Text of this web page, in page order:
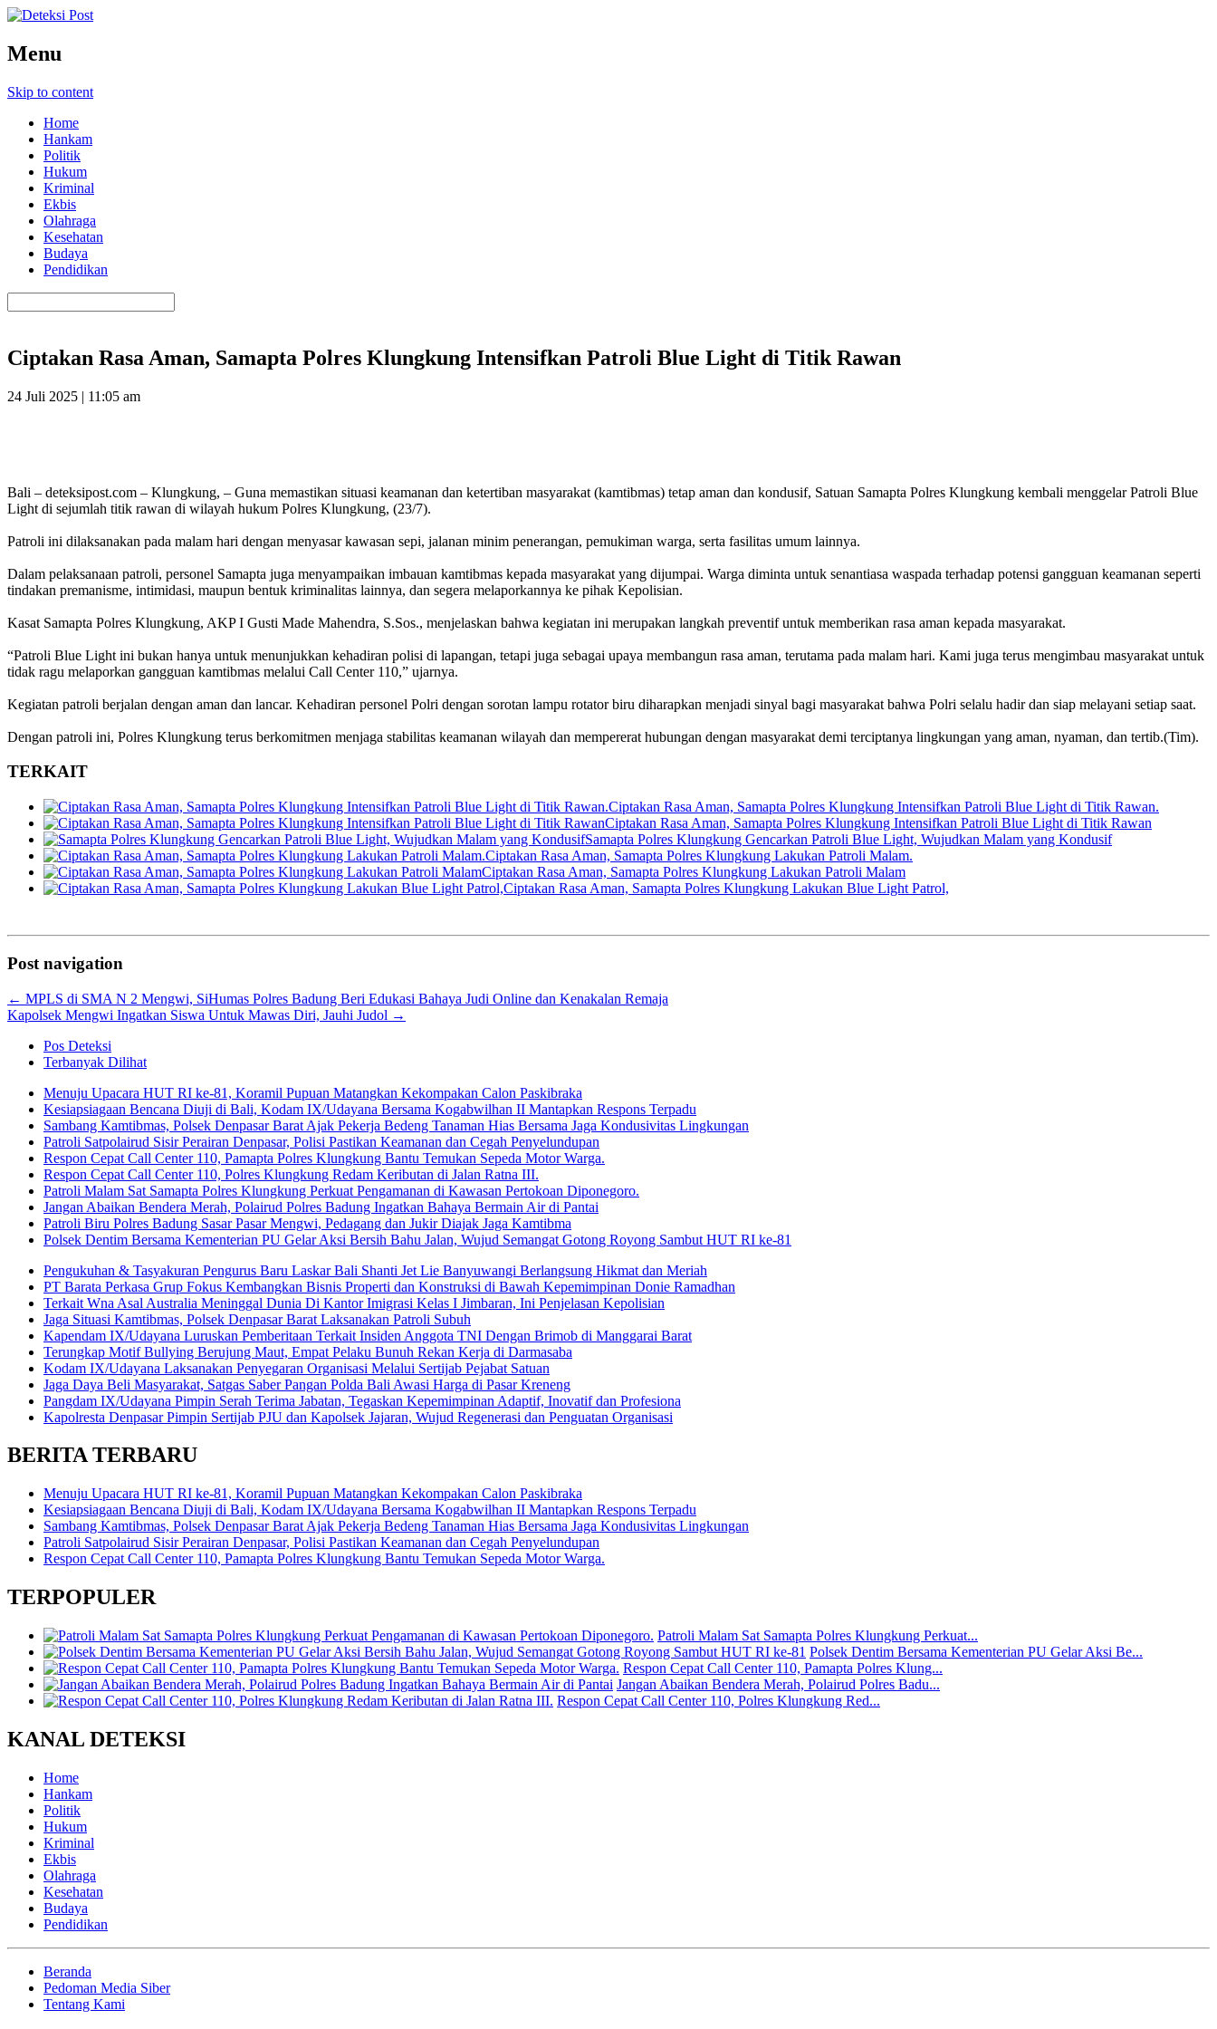
Menu
Skip to content
Home
Hankam
Politik
Hukum
Kriminal
Ekbis
Olahraga
Kesehatan
Budaya
Pendidikan
Ciptakan Rasa Aman, Samapta Polres Klungkung Intensifkan Patroli Blue Light di Titik Rawan
24 Juli 2025 | 11:05 am
Bali – deteksipost.com – Klungkung, – Guna memastikan situasi keamanan dan ketertiban masyarakat (kamtibmas) tetap aman dan kondusif, Satuan Samapta Polres Klungkung kembali menggelar Patroli Blue
Light di sejumlah titik rawan di wilayah hukum Polres Klungkung, (23/7).
Patroli ini dilaksanakan pada malam hari dengan menyasar kawasan sepi, jalanan minim penerangan, pemukiman warga, serta fasilitas umum lainnya.
Dalam pelaksanaan patroli, personel Samapta juga menyampaikan imbauan kamtibmas kepada masyarakat yang dijumpai. Warga diminta untuk senantiasa waspada terhadap potensi gangguan keamanan seperti
tindakan premanisme, intimidasi, maupun bentuk kriminalitas lainnya, dan segera melaporkannya ke pihak Kepolisian.
Kasat Samapta Polres Klungkung, AKP I Gusti Made Mahendra, S.Sos., menjelaskan bahwa kegiatan ini merupakan langkah preventif untuk memberikan rasa aman kepada masyarakat.
“Patroli Blue Light ini bukan hanya untuk menunjukkan kehadiran polisi di lapangan, tetapi juga sebagai upaya membangun rasa aman, terutama pada malam hari. Kami juga terus mengimbau masyarakat untuk
tidak ragu melaporkan gangguan kamtibmas melalui Call Center 110,” ujarnya.
Kegiatan patroli berjalan dengan aman dan lancar. Kehadiran personel Polri dengan sorotan lampu rotator biru diharapkan menjadi sinyal bagi masyarakat bahwa Polri selalu hadir dan siap melayani setiap saat.
Dengan patroli ini, Polres Klungkung terus berkomitmen menjaga stabilitas keamanan wilayah dan mempererat hubungan dengan masyarakat demi terciptanya lingkungan yang aman, nyaman, dan tertib.(Tim).
TERKAIT
Ciptakan Rasa Aman, Samapta Polres Klungkung Intensifkan Patroli Blue Light di Titik Rawan.
Ciptakan Rasa Aman, Samapta Polres Klungkung Intensifkan Patroli Blue Light di Titik Rawan
Samapta Polres Klungkung Gencarkan Patroli Blue Light, Wujudkan Malam yang Kondusif
Ciptakan Rasa Aman, Samapta Polres Klungkung Lakukan Patroli Malam.
Ciptakan Rasa Aman, Samapta Polres Klungkung Lakukan Patroli Malam
Ciptakan Rasa Aman, Samapta Polres Klungkung Lakukan Blue Light Patrol,
Post navigation
← MPLS di SMA N 2 Mengwi, SiHumas Polres Badung Beri Edukasi Bahaya Judi Online dan Kenakalan Remaja
Kapolsek Mengwi Ingatkan Siswa Untuk Mawas Diri, Jauhi Judol →
Pos Deteksi
Terbanyak Dilihat
Menuju Upacara HUT RI ke-81, Koramil Pupuan Matangkan Kekompakan Calon Paskibraka
Kesiapsiagaan Bencana Diuji di Bali, Kodam IX/Udayana Bersama Kogabwilhan II Mantapkan Respons Terpadu
Sambang Kamtibmas, Polsek Denpasar Barat Ajak Pekerja Bedeng Tanaman Hias Bersama Jaga Kondusivitas Lingkungan
Patroli Satpolairud Sisir Perairan Denpasar, Polisi Pastikan Keamanan dan Cegah Penyelundupan
Respon Cepat Call Center 110, Pamapta Polres Klungkung Bantu Temukan Sepeda Motor Warga.
Respon Cepat Call Center 110, Polres Klungkung Redam Keributan di Jalan Ratna III.
Patroli Malam Sat Samapta Polres Klungkung Perkuat Pengamanan di Kawasan Pertokoan Diponegoro.
Jangan Abaikan Bendera Merah, Polairud Polres Badung Ingatkan Bahaya Bermain Air di Pantai
Patroli Biru Polres Badung Sasar Pasar Mengwi, Pedagang dan Jukir Diajak Jaga Kamtibma
Polsek Dentim Bersama Kementerian PU Gelar Aksi Bersih Bahu Jalan, Wujud Semangat Gotong Royong Sambut HUT RI ke-81
Pengukuhan & Tasyakuran Pengurus Baru Laskar Bali Shanti Jet Lie Banyuwangi Berlangsung Hikmat dan Meriah
PT Barata Perkasa Grup Fokus Kembangkan Bisnis Properti dan Konstruksi di Bawah Kepemimpinan Donie Ramadhan
Terkait Wna Asal Australia Meninggal Dunia Di Kantor Imigrasi Kelas I Jimbaran, Ini Penjelasan Kepolisian
Jaga Situasi Kamtibmas, Polsek Denpasar Barat Laksanakan Patroli Subuh
Kapendam IX/Udayana Luruskan Pemberitaan Terkait Insiden Anggota TNI Dengan Brimob di Manggarai Barat
Terungkap Motif Bullying Berujung Maut, Empat Pelaku Bunuh Rekan Kerja di Darmasaba
Kodam IX/Udayana Laksanakan Penyegaran Organisasi Melalui Sertijab Pejabat Satuan
Jaga Daya Beli Masyarakat, Satgas Saber Pangan Polda Bali Awasi Harga di Pasar Kreneng
Pangdam IX/Udayana Pimpin Serah Terima Jabatan, Tegaskan Kepemimpinan Adaptif, Inovatif dan Profesiona
Kapolresta Denpasar Pimpin Sertijab PJU dan Kapolsek Jajaran, Wujud Regenerasi dan Penguatan Organisasi
BERITA TERBARU
Menuju Upacara HUT RI ke-81, Koramil Pupuan Matangkan Kekompakan Calon Paskibraka
Kesiapsiagaan Bencana Diuji di Bali, Kodam IX/Udayana Bersama Kogabwilhan II Mantapkan Respons Terpadu
Sambang Kamtibmas, Polsek Denpasar Barat Ajak Pekerja Bedeng Tanaman Hias Bersama Jaga Kondusivitas Lingkungan
Patroli Satpolairud Sisir Perairan Denpasar, Polisi Pastikan Keamanan dan Cegah Penyelundupan
Respon Cepat Call Center 110, Pamapta Polres Klungkung Bantu Temukan Sepeda Motor Warga.
TERPOPULER
Patroli Malam Sat Samapta Polres Klungkung Perkuat...
Polsek Dentim Bersama Kementerian PU Gelar Aksi Be...
Respon Cepat Call Center 110, Pamapta Polres Klung...
Jangan Abaikan Bendera Merah, Polairud Polres Badu...
Respon Cepat Call Center 110, Polres Klungkung Red...
KANAL DETEKSI
Home
Hankam
Politik
Hukum
Kriminal
Ekbis
Olahraga
Kesehatan
Budaya
Pendidikan
Beranda
Pedoman Media Siber
Tentang Kami